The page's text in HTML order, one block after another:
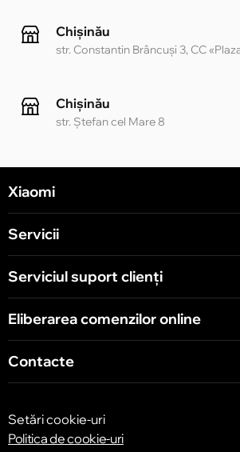
Chișinău
str. Constantin Brâncuși 3, CC
Chișinău
str. Ștefan cel Mare 8
Chișinău
str. Arborilor 21, CC «Shopping
Xiaomi
Servicii
Serviciul suport clienţi
Eliberarea comenzilor online
Contacte
Setări cookie-uri
Politica de cookie-uri